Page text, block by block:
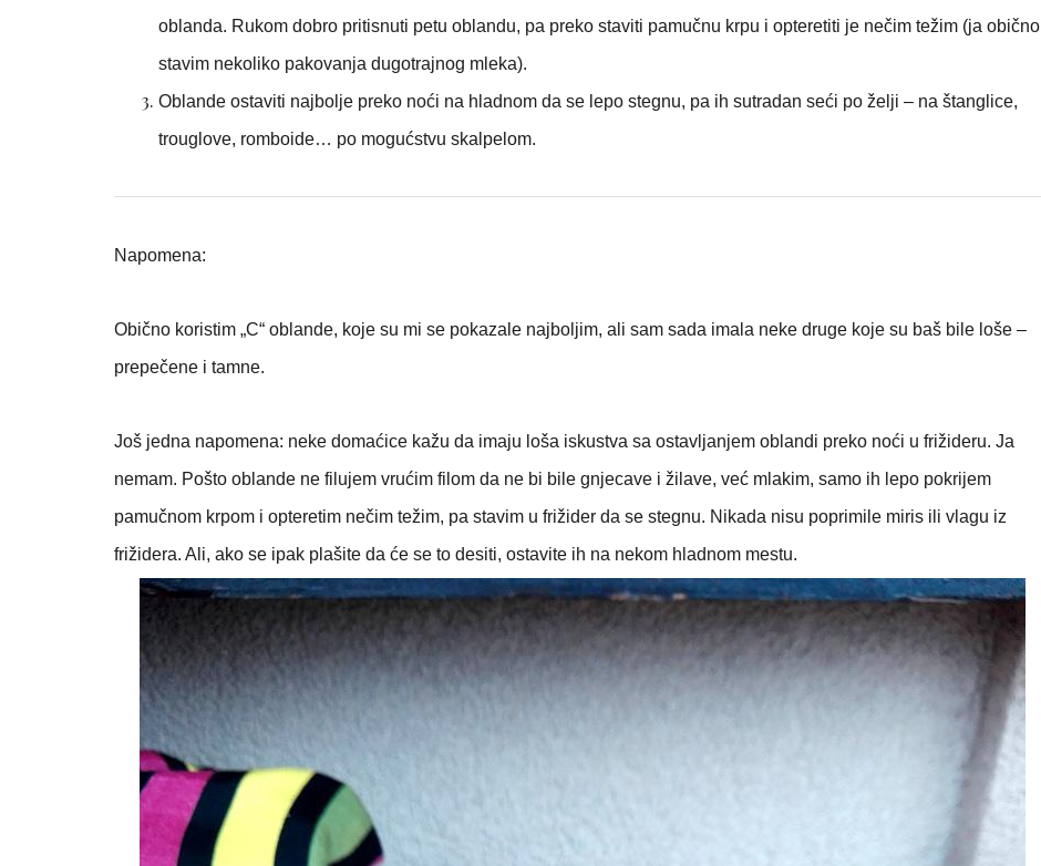
oblanda. Rukom dobro pritisnuti petu oblandu, pa preko staviti pamučnu krpu i opteretiti je nečim težim (ja obično
stavim nekoliko pakovanja dugotrajnog mleka).
Oblande ostaviti najbolje preko noći na hladnom da se lepo stegnu, pa ih sutradan seći po želji – na štanglice,
trouglove, romboide… po mogućstvu skalpelom.
Napomena:
Obično koristim „C“ oblande, koje su mi se pokazale najboljim, ali sam sada imala neke druge koje su baš bile loše –
prepečene i tamne.
Još jedna napomena: neke domaćice kažu da imaju loša iskustva sa ostavljanjem oblandi preko noći u frižideru. Ja
nemam. Pošto oblande ne filujem vrućim filom da ne bi bile gnjecave i žilave, već mlakim, samo ih lepo pokrijem
pamučnom krpom i opteretim nečim težim, pa stavim u frižider da se stegnu. Nikada nisu poprimile miris ili vlagu iz
frižidera. Ali, ako se ipak plašite da će se to desiti, ostavite ih na nekom hladnom mestu.